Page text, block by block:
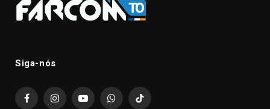
Siga-nós
FacebookInstagramYouTubeWhatsAppTikTok